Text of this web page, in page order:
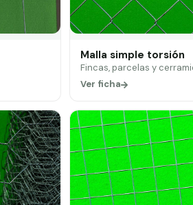
Malla simple torsión
Fincas, parcelas y
Ver ficha